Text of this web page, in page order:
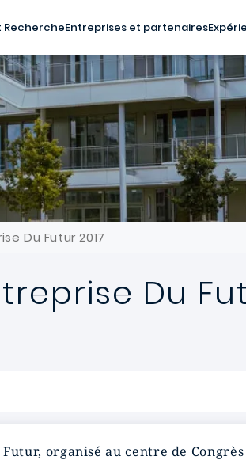
RechercheEntreprises et partenaires
Du Futur 2017
Du
organisé au centre de